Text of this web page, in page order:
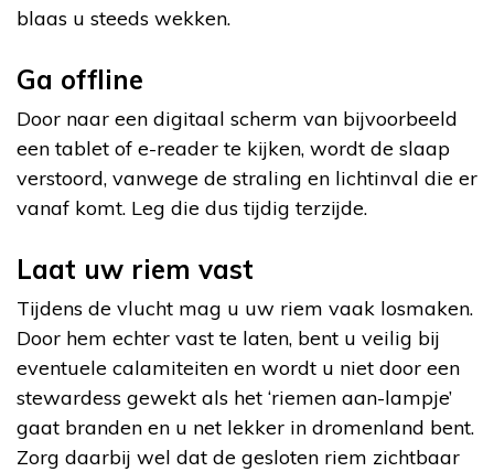
blaas u steeds wekken.
Ga offline
Door naar een digitaal scherm van bijvoorbeeld
een tablet of e-reader te kijken, wordt de slaap
verstoord, vanwege de straling en lichtinval die er
vanaf komt. Leg die dus tijdig terzijde.
Laat uw riem vast
Tijdens de vlucht mag u uw riem vaak losmaken.
Door hem echter vast te laten, bent u veilig bij
eventuele calamiteiten en wordt u niet door een
stewardess gewekt als het ‘riemen aan-lampje’
gaat branden en u net lekker in dromenland bent.
Zorg daarbij wel dat de gesloten riem zichtbaar